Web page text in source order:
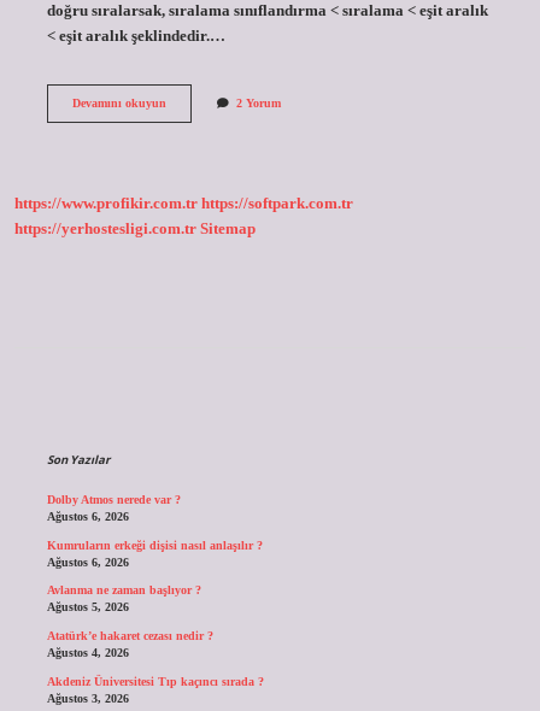
doğru sıralarsak, sıralama sınıflandırma < sıralama < eşit aralık
< eşit aralık şeklindedir.…
Devamını okuyunKaç
2 Yorum
https://www.profikir.com.tr https://softpark.com.tr
https://yerhostesligi.com.tr Sitemap
Son Yazılar
Dolby Atmos nerede var ?
Ağustos 6, 2026
Kumruların erkeği dişisi nasıl anlaşılır ?
Ağustos 6, 2026
Avlanma ne zaman başlıyor ?
Ağustos 5, 2026
Atatürk’e hakaret cezası nedir ?
Ağustos 4, 2026
Akdeniz Üniversitesi Tıp kaçıncı sırada ?
Ağustos 3, 2026